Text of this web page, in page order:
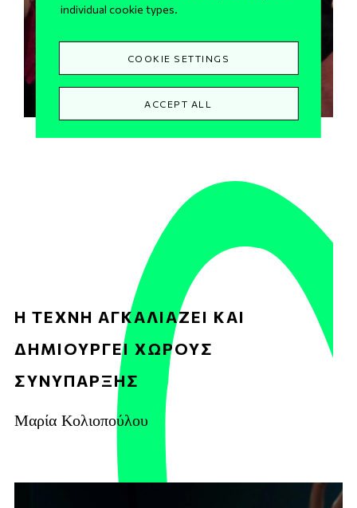
Hounds of
Madness
Η ΤΕΧΝΗ ΑΓΚΑΛΙΑΖΕΙ ΚΑΙ
ΔΗΜΙΟΥΡΓΕΙ ΧΩΡΟΥΣ
ΣΥΝΥΠΑΡΞΗΣ
Μαρία Κολιοπούλου
individual cookie types.
COOKIE SETTINGS
ACCEPT ALL